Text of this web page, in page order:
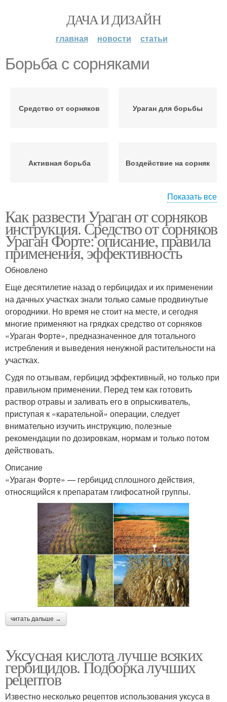
ДАЧА И ДИЗАЙН
главная новости статьи
Борьба с сорняками
Средство от сорняков Ураган для борьбы
Активная борьба Воздействие на сорняк
Ураган от сорняков Уксус против сорняков
Сорняк до корней
Уксус от сорняков Соль от сорняков
Сорняки на огороде
Рецепт против
сорняков
Стойкие сорняки Йод от сорняков
Борьба с нахлебниками Кислота от сорняков
Средства от сорняков Сода против сорняков
Сорняки между грядок Вод против сорняков
Раствор от сорняков Соли на сорняках
Показать все
Как развести Ураган от сорняков
инструкция. Средство от сорняков
Ураган Форте: описание, правила
применения, эффективность
Обновлено
Еще десятилетие назад о гербицидах и их применении
на дачных участках знали только самые продвинутые
огородники. Но время не стоит на месте, и сегодня
многие применяют на грядках средство от сорняков
«Ураган Форте», предназначенное для тотального
истребления и выведения ненужной растительности на
участках.
Судя по отзывам, гербицид эффективный, но только при
правильном применении. Перед тем как готовить
раствор отравы и заливать его в опрыскиватель,
приступая к «карательной» операции, следует
внимательно изучить инструкцию, полезные
рекомендации по дозировкам, нормам и только потом
действовать.
Описание
«Ураган Форте» — гербицид сплошного действия,
относящийся к препаратам глифосатной группы.
читать дальше →
Уксусная кислота лучше всяких
гербицидов. Подборка лучших
рецептов
Известно несколько рецептов использования уксуса в